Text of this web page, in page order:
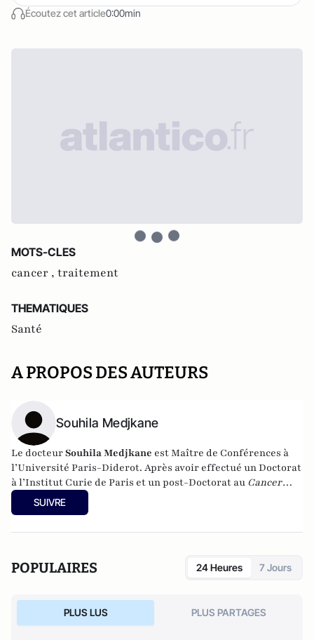
Écoutez cet article0:00min
MOTS-CLES
cancer , traitement
THEMATIQUES
Santé
A PROPOS DES AUTEURS
Souhila Medjkane
Le docteurSouhila Medjkane est Maître de Conférences à
l’Université Paris-Diderot. Après avoir effectué un Doctorat
à l’Institut Curie de Paris et un post-Doctorat au Cancer
Reseach UK
à Londres, elle a rejoint l’équipe d’épigénétique
et destin cellulaire en 2009 de Paris VII. Elle s’intéresse plus
SUIVRE
POPULAIRES 24 Heures 7 Jours
PLUS LUS PLUS PARTAGES